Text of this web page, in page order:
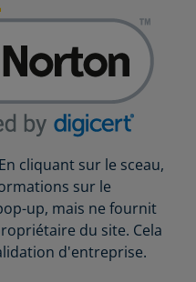
cliquant sur le sceau,
sur le
up, mais ne fournit
du site. Cela
d'entreprise.